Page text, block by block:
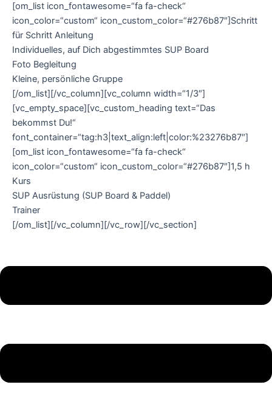
[om_list icon_fontawesome=“fa fa-check“
icon_color=“custom“ icon_custom_color=“#276b87″]Schritt
für Schritt Anleitung
Individuelles, auf Dich abgestimmtes SUP Board
Foto Begleitung
Kleine, persönliche Gruppe
[/om_list][/vc_column][vc_column width=“1/3″]
[vc_empty_space][vc_custom_heading text=“Das
bekommst Du!“
font_container=“tag:h3|text_align:left|color:%23276b87″]
[om_list icon_fontawesome=“fa fa-check“
icon_color=“custom“ icon_custom_color=“#276b87″]1,5 h
Kurs
SUP Ausrüstung (SUP Board & Paddel)
Trainer
[/om_list][/vc_column][/vc_row][/vc_section]